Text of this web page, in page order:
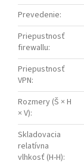
Prevedenie:
Priepustnosť
firewallu:
Priepustnosť
VPN:
Rozmery (Š × H
× V):
Skladovacia
relatívna
vlhkosť (H-H):